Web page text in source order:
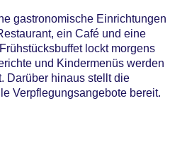
gastronomische Einrichtungen
ein Café und eine
lockt morgens
und Kindermenüs werden
Darüber hinaus stellt die
Verpflegungsangebote bereit.